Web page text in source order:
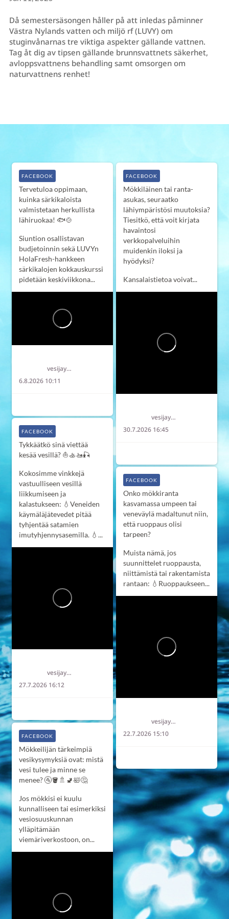
Då semestersäsongen håller på att inledas påminner
Västra Nylands vatten och miljö rf (LUVY) om
stuginvånarnas tre viktiga aspekter gällande vattnen.
Tag åt dig av tipsen gällande brunnsvattnets säkerhet,
avloppsvattnens behandling samt omsorgen om
naturvattnens renhet!
Tervetuloa oppimaan,
kuinka särkikaloista
valmistetaan herkullista
lähiruokaa! 🐟🍲
Siuntion osallistavan
budjetoinnin sekä LUVYn
HolaFresh-hankkeen
särkikalojen kokkauskurssi
pidetään keskiviikkona...
vesijaymparisto
6.8.2026 10:11
FACEBOOK
Mökkiläinen tai ranta-
asukas, seuraatko
lähiympäristösi muutoksia?
Tiesitkö, että voit kirjata
havaintosi
verkkopalveluihin
muidenkin iloksi ja
hyödyksi?
Kansalaistietoa voivat...
vesijaymparisto
30.7.2026 16:45
FACEBOOK
Tykkäätkö sinä viettää
kesää vesillä? ⛵️🚣‍🚤🎣
Kokosimme vinkkejä
vastuulliseen vesillä
liikkumiseen ja
kalastukseen: 💧Veneiden
käymäläjätevedet pitää
tyhjentää satamien
imutyhjennysasemilla. 💧...
vesijaymparisto
27.7.2026 16:12
FACEBOOK
Onko mökkiranta
kasvamassa umpeen tai
veneväylä madaltunut niin,
että ruoppaus olisi
tarpeen?
Muista nämä, jos
suunnittelet ruoppausta,
niittämistä tai rakentamista
rantaan: 💧Ruoppaukseen...
vesijaymparisto
22.7.2026 15:10
FACEBOOK
Mökkeilijän tärkeimpiä
vesikysymyksiä ovat: mistä
vesi tulee ja minne se
menee? 🚰🪣🚿🚽🛀🤔
Jos mökkisi ei kuulu
kunnalliseen tai esimerkiksi
vesiosuuskunnan
ylläpitämään
viemäriverkostoon, on...
FACEBOOK